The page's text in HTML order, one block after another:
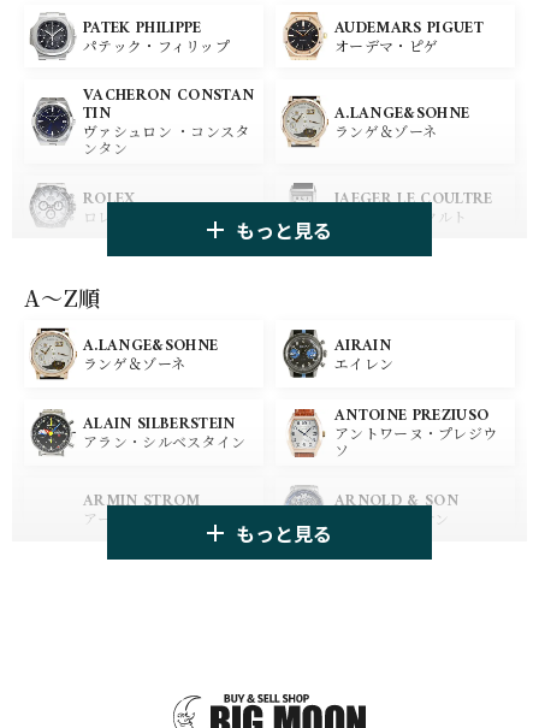
PATEK PHILIPPE
パテック・フィリップ
AUDEMARS PIGUET
オーデマ・ピゲ
VACHERON CONSTAN
TIN
ヴァシュロン ・コンスタ
ンタン
A.LANGE&SOHNE
ランゲ＆ゾーネ
ROLEX
ロレックス
JAEGER LE COULTRE
ジャガー・ルクルト
パネライ
OMEGA
オメガ
BREGUET
ブレゲ
BLANCPAIN
ブランパン
BREITLING
ブライトリング
HUBLOT
ウブロ
ZENITH
BELL＆ROSS SINN
もっと見る
A〜Z順
A.LANGE&SOHNE
ランゲ＆ゾーネ
AIRAIN
エイレン
ALAIN SILBERSTEIN
アラン・シルベスタイン
ANTOINE PREZIUSO
アントワーヌ・プレジウ
ソ
ARMIN STROM
アーミン・シュトローム
ARNOLD & SON
アーノルド&サン
もっと見る